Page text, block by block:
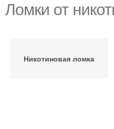
Ломки от
Никотиновая ломка